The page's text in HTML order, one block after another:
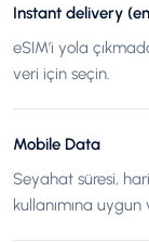
Instant delivery
eSIM’i yola
veri için seçin.
Mobile Data
Seyahat süresi,
kullanımına